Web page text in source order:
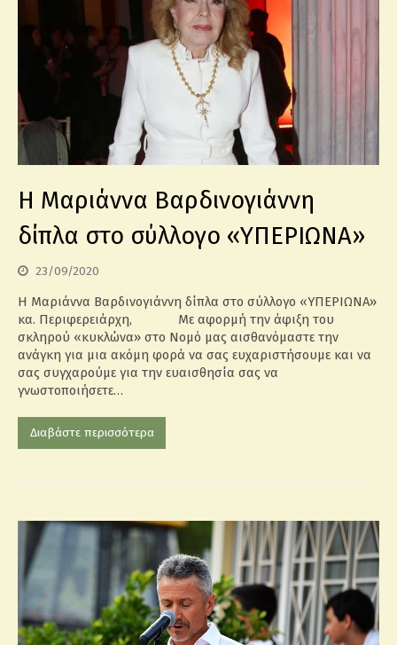
Η Μαριάννα Βαρδινογιάννη
δίπλα στο σύλλογο «ΥΠΕΡΙΩΝΑ»
23/09/2020
Η Μαριάννα Βαρδινογιάννη δίπλα στο σύλλογο «ΥΠΕΡΙΩΝΑ»
κα. Περιφερειάρχη, Με αφορμή την άφιξη του
σκληρού «κυκλώνα» στο Νομό μας αισθανόμαστε την
ανάγκη για μια ακόμη φορά να σας ευχαριστήσουμε και να
σας συγχαρούμε για την ευαισθησία σας να
γνωστοποιήσετε…
Διαβάστε περισσότερα